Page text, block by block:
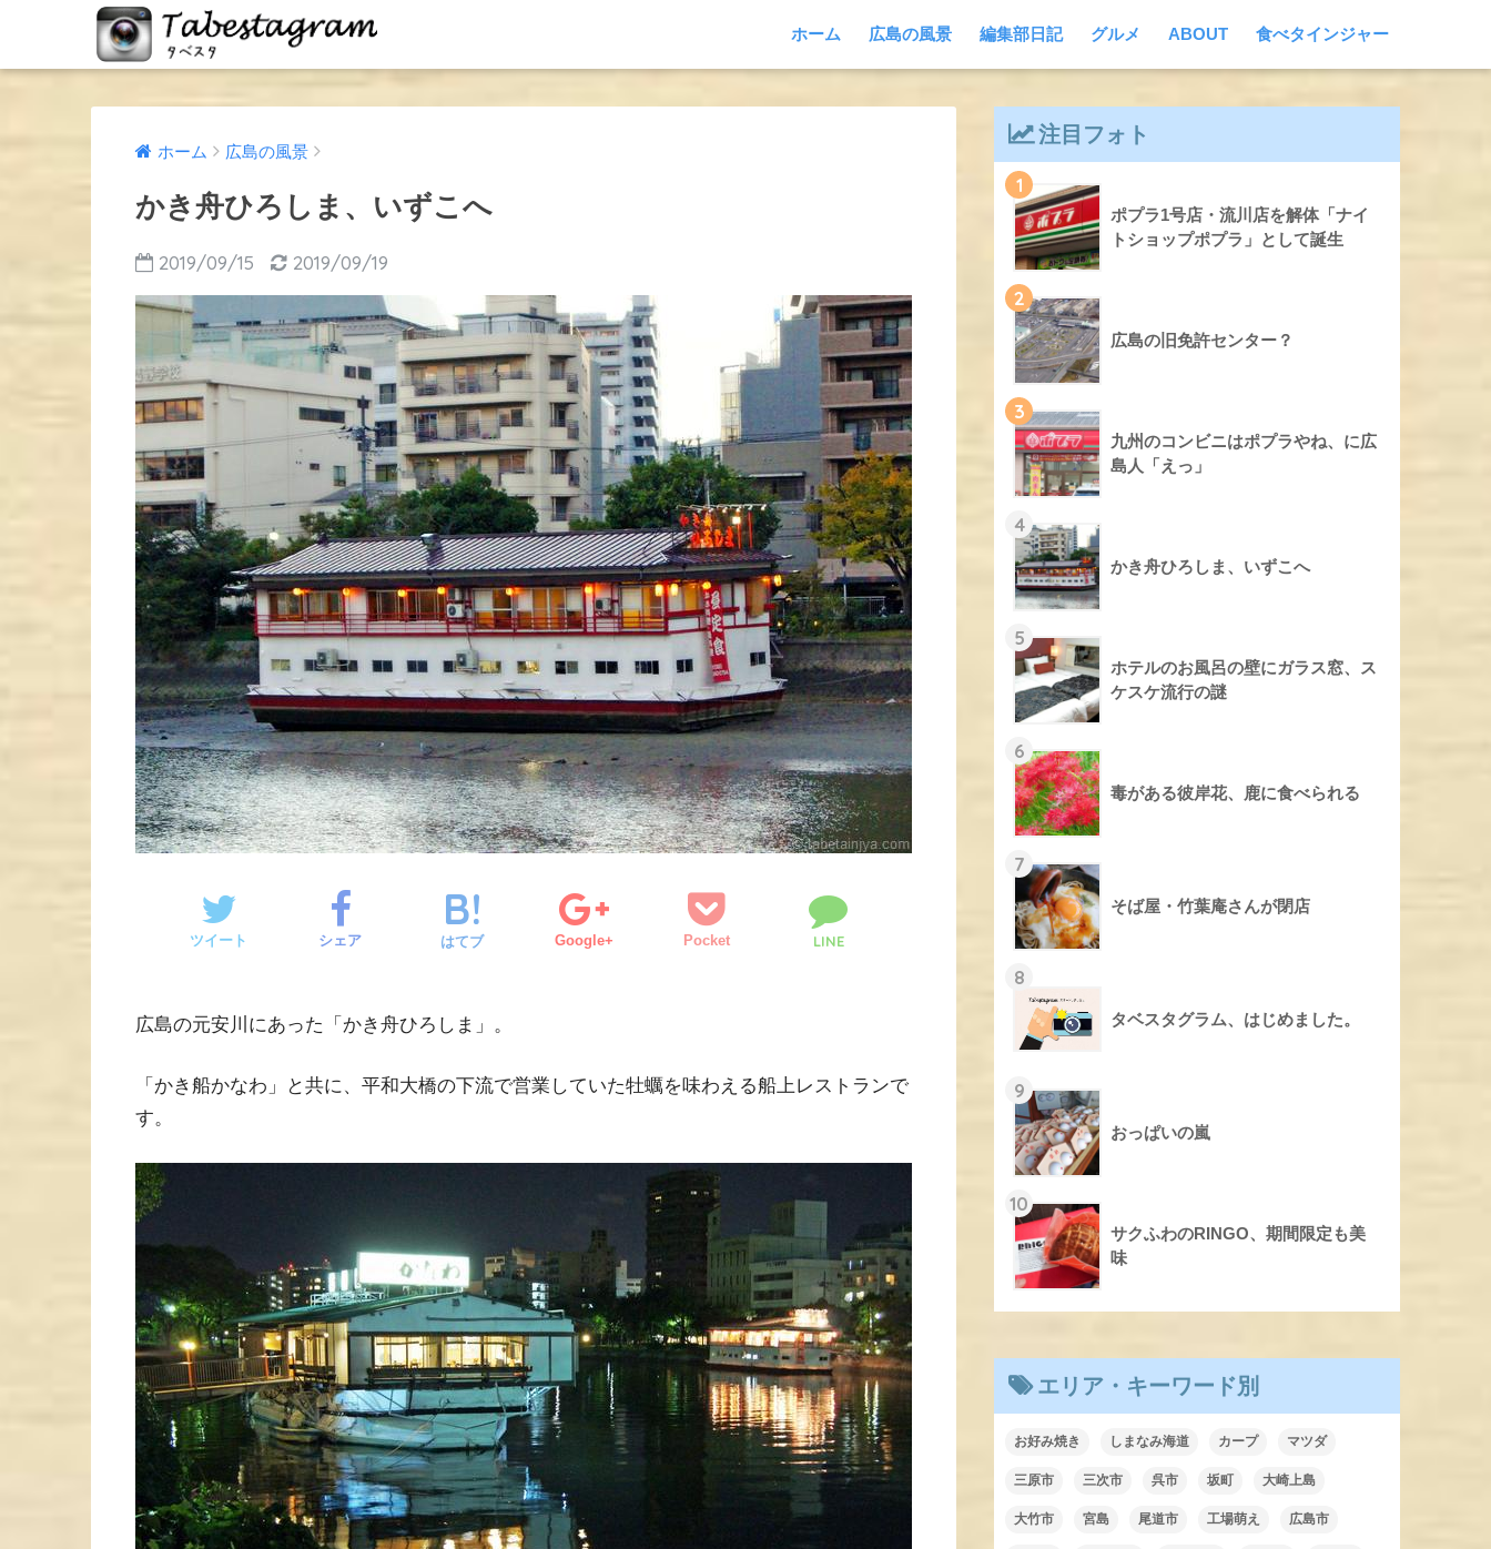
ホーム 広島の風景 編集部日記 グルメ ABOUT 食べタインジャー
ホーム 広島の風景
かき舟ひろしま、いずこへ
2019/09/15 2019/09/19
ツイート シェア はてブ Google+ Pocket LINE
広島の元安川にあった「かき舟ひろしま」。
「かき船かなわ」と共に、平和大橋の下流で営業していた牡蠣を味わえる船上レストランで
す。
注目フォト
1
ポプラ1号店・流川店を解体「ナイ
トショップポプラ」として誕生
2
広島の旧免許センター？
3
九州のコンビニはポプラやね、に広
島人「えっ」
4
かき舟ひろしま、いずこへ
5
ホテルのお風呂の壁にガラス窓、ス
ケスケ流行の謎
6
毒がある彼岸花、鹿に食べられる
7
そば屋・竹葉庵さんが閉店
8
タベスタグラム、はじめました。
9
おっぱいの嵐
10
サクふわのRINGO、期間限定も美
味
エリア・キーワード別
お好み焼き しまなみ海道 カープ マツダ
三原市 三次市 呉市 坂町 大崎上島
大竹市 宮島 尾道市 工場萌え 広島市